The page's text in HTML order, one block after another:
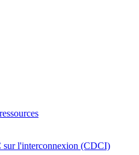
sur l'interconnexion (CDCI)